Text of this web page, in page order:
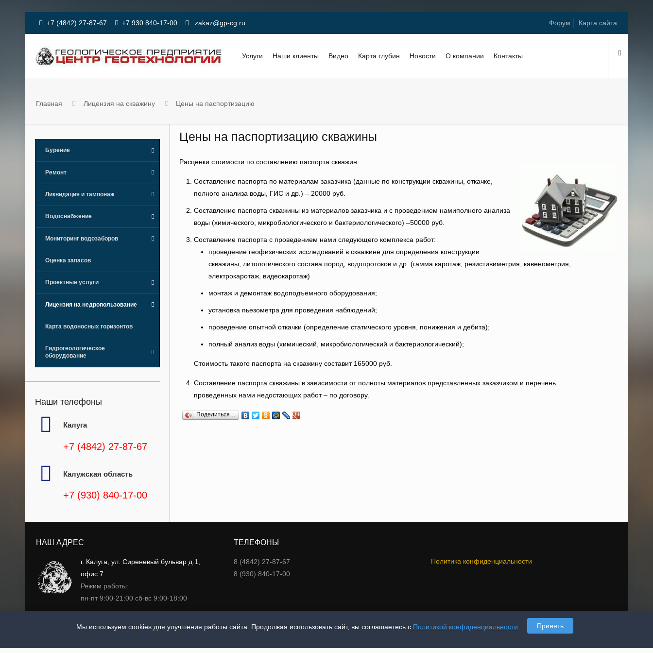
+7 (4842) 27-87-67 +7 930 840-17-00 zakaz@gp-cg.ru Форум Карта сайта
Услуги Наши клиенты Видео Карта глубин Новости О компании Контакты
Главная Лицензия на скважину Цены на паспортизацию
Цены на паспортизацию скважины
Расценки стоимости по составлению паспорта скважин:
Составление паспорта по материалам заказчика (данные по конструкции скважины, откачке,
полного анализа воды, ГИС и др.) – 20000 руб.
Составление паспорта скважины из материалов заказчика и с проведением намиполного анализа
воды (химического, микробиологического и бактериологического) –50000 руб.
Составление паспорта с проведением нами следующего комплекса работ:
проведение геофизических исследований в скважине для определения конструкции
скважины, литологического состава пород, водопротоков и др. (гамма каротаж, резистивиметрия, кавенометрия,
электрокаротаж, видеокаротаж)
монтаж и демонтаж водоподъемного оборудования;
установка пьезометра для проведения наблюдений;
проведение опытной откачки (определение статического уровня, понижения и дебита);
полный анализ воды (химический, микробиологический и бактериологический);
Стоимость такого паспорта на скважину составит 165000 руб.
Составление паспорта скважины в зависимости от полноты материалов представленных заказчиком и перечень
проведенных нами недостающих работ – по договору.
Поделиться…
Бурение
Ремонт
Ликвидация и тампонаж
Водоснабжение
Мониторинг водозаборов
Оценка запасов
Проектные услуги
Лицензия на недропользование
Карта водоносных горизонтов
Гидрогеологическое
оборудование
Наши телефоны
Калуга
+7 (4842) 27-87-67
Калужская область
+7 (930) 840-17-00
НАШ АДРЕС
г. Калуга, ул. Сиреневый бульвар д.1,
офис 7
Режим работы:
пн-пт 9:00-21:00 сб-вс 9:00-18:00
ТЕЛЕФОНЫ
8 (4842) 27-87-67
8 (930) 840-17-00
Политика конфиденциальности
Мы используем cookies для улучшения работы сайта. Продолжая использовать сайт, вы соглашаетесь с Политикой конфиденциальности Принять